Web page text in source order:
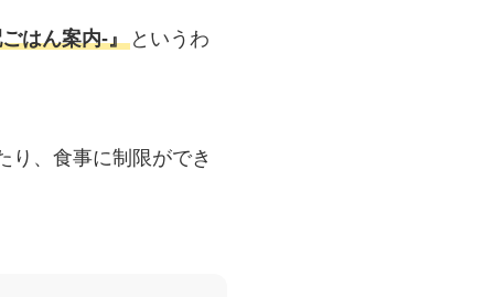
はん案内‐』 というわ
り、食事に制限ができ